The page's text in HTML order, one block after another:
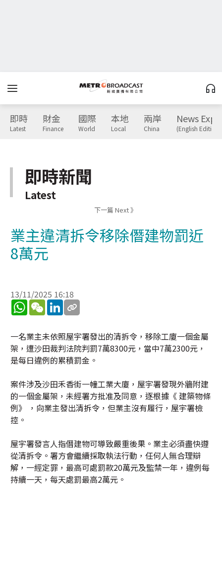
即時
Latest
財金
Finance
國際
World
本地
Local
兩岸
China
News
(English Edition)
即時新聞
Latest
下一篇 Next 》
業主違清拆令移除僭建物罰近
8萬元
13/11/2025 16:18
WhatsApp
WeChatLinkedIn
一名業主未依照屋宇署發出的清拆令，移除工廈一個金屬
架，遭沙田裁判法院判罰7萬8300元，當中7萬2300元，
是每日違例的累積罰金。
案件涉及沙田禾香街一幢工業大廈，屋宇署發現外牆附建
的一個金屬架，未經署方批准及同意，逐根據《 建築物條
例》 ，向業主發出清拆令，但業主沒有履行，屋宇署檢
控。
屋宇署發言人指僭建物可導致嚴重後果。業主必須盡快遵
從清拆令。署方會繼續採取執法行動，任何人無合理辯
解，一經定罪，最高可處罰款20萬元及監禁一年，違例每
持續一天，每天處罰最高2萬元。